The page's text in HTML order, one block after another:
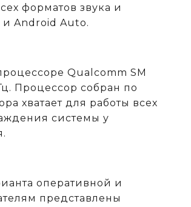
форматов звука и
Android Auto.
Qualcomm SM
Процессор собран по
хватает для работы всех
системы у
оперативной и
представлены